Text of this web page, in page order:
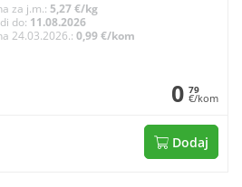
za j.m.: 5,27 €/kg
do: 11.08.2026
24.03.2026.: 0,99 €/kom
0 79
€/kom
Dodaj